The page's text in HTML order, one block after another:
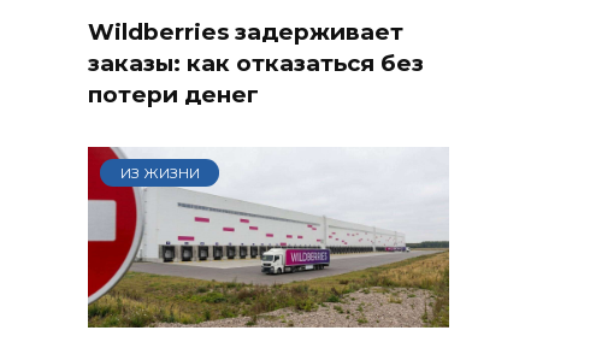
Wildberries задерживает
заказы: как отказаться без
потери денег
ИЗ ЖИЗНИ